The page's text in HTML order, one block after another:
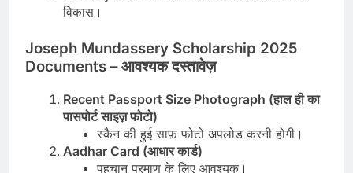
विकास।
Joseph Mundassery Scholarship 2025
Documents – आवश्यक दस्तावेज़
Recent Passport Size Photograph (हाल ही का
पासपोर्ट साइज़ फोटो)
स्कैन की हुई साफ़ फोटो अपलोड करनी होगी।
Aadhar Card (आधार कार्ड)
पहचान प्रमाण के लिए आवश्यक।